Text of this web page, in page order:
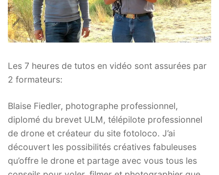
Les 7 heures de tutos en vidéo sont assurées par
2 formateurs:
Blaise Fiedler, photographe professionnel,
diplomé du brevet ULM, télépilote professionnel
de drone et créateur du site fotoloco. J’ai
découvert les possibilités créatives fabuleuses
qu’offre le drone et partage avec vous tous les